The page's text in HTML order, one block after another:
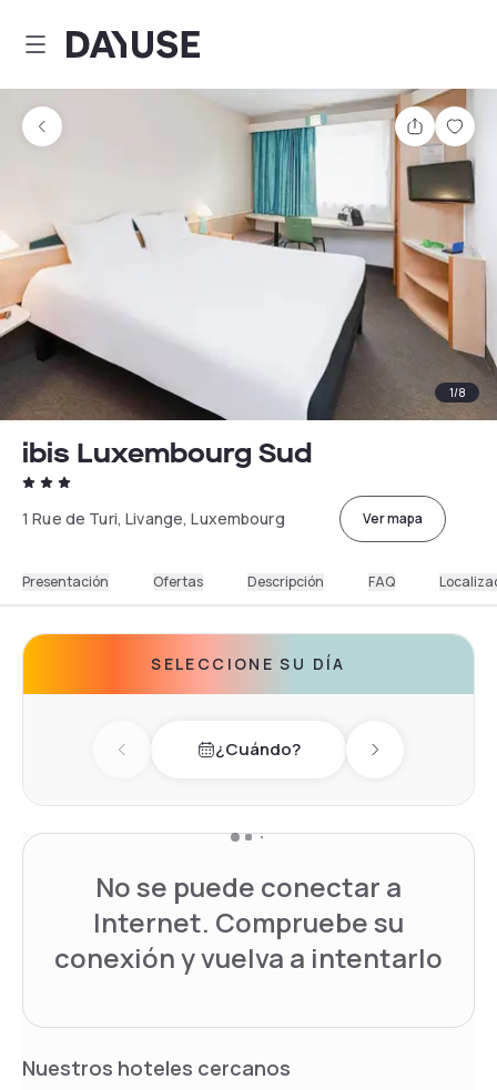
Dayuse
1/8
ibis Luxembourg Sud
1 Rue de Turi, Livange, Luxembourg Ver mapa
Presentación Ofertas Descripción FAQ
SELECCIONE SU DÍA
Previous day¿Cuándo? Next day
No se puede conectar a
Internet. Compruebe su
conexión y vuelva a intentarlo
Nuestros hoteles cercanos